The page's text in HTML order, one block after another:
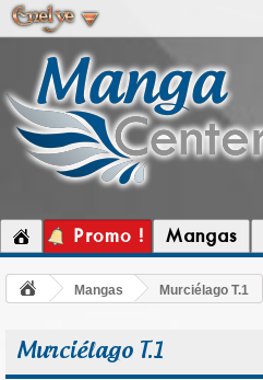
Promo ! Mangas
Mangas Murciélago T.1
Murciélago T.1